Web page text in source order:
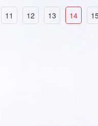
11 12 13 14